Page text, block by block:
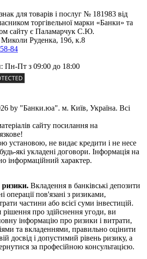
для товарів і послуг № 181983 від
торгівельної марки «Банки» та
сайту є Паламарчук С.Ю.
Миколи Руденка, 19б, к.8
84
Пн-Пт з 09:00 до 18:00
by "Банки.юа". м. Київ, Україна. Всі
сайту посилання на
установою, не видає кредити і не несе
які укладені договори. Інформація на
інформаційний характер.
Вкладення в банківські депозити
операції пов'язані з ризиками,
частини або всієї суми інвестицій.
про здійснення угоди, ви
інформацію про ризики і витрати,
та вкладеннями, правильно оцінити
досвід і допустимий рівень ризику, а
за професійною консультацією.